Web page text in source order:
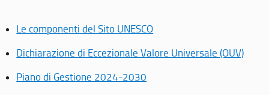
Le componenti del Sito UNESCO
Dichiarazione di Eccezionale Valore Universale (OUV)
Piano di Gestione 2024-2030